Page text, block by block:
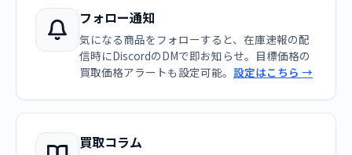
フォロー通知
気になる商品をフォローすると、在庫速報の配
信時にDiscordのDMで即お知らせ。目標価格の
買取価格アラートも設定可能。 設定はこちら →
買取コラム